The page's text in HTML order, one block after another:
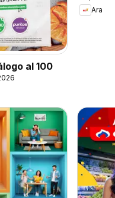
al 100
Ara